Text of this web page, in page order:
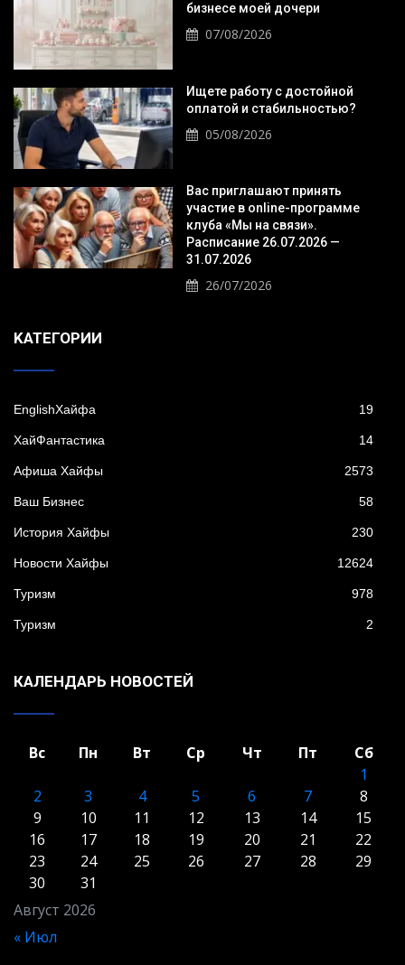
бизнесе моей дочери
07/08/2026
Ищете работу с достойной
оплатой и стабильностью?
05/08/2026
Вас приглашают принять
участие в online-программе
клуба «Мы на связи».
Расписание 26.07.2026 —
31.07.2026
26/07/2026
KАТЕГОРИИ
EnglishХайфа 19
XайФантастика 14
Афиша Хайфы 2573
Ваш Бизнес 58
История Хайфы 230
Новости Хайфы 12624
Туризм 978
Туризм 2
КАЛЕНДАРЬ НОВОСТЕЙ
Август 2026
Вс Пн Вт Ср Чт Пт
Сб
1
2
3 4 5 6 7
8
9
10 11 12 13 14
15
16
17 18 19 20 21
22
23
24 25 26 27 28
29
30
31
« Июл